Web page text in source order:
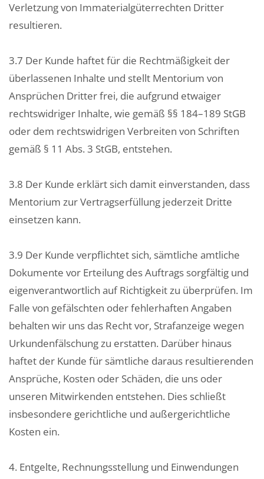
Verletzung von Immaterialgüterrechten Dritter
resultieren.
3.7 Der Kunde haftet für die Rechtmäßigkeit der
überlassenen Inhalte und stellt Mentorium von
Ansprüchen Dritter frei, die aufgrund etwaiger
rechtswidriger Inhalte, wie gemäß §§ 184–189 StGB
oder dem rechtswidrigen Verbreiten von Schriften
gemäß § 11 Abs. 3 StGB, entstehen.
3.8 Der Kunde erklärt sich damit einverstanden, dass
Mentorium zur Vertragserfüllung jederzeit Dritte
einsetzen kann.
3.9 Der Kunde verpflichtet sich, sämtliche amtliche
Dokumente vor Erteilung des Auftrags sorgfältig und
eigenverantwortlich auf Richtigkeit zu überprüfen. Im
Falle von gefälschten oder fehlerhaften Angaben
behalten wir uns das Recht vor, Strafanzeige wegen
Urkundenfälschung zu erstatten. Darüber hinaus
haftet der Kunde für sämtliche daraus resultierenden
Ansprüche, Kosten oder Schäden, die uns oder
unseren Mitwirkenden entstehen. Dies schließt
insbesondere gerichtliche und außergerichtliche
Kosten ein.
4. Entgelte, Rechnungsstellung und Einwendungen